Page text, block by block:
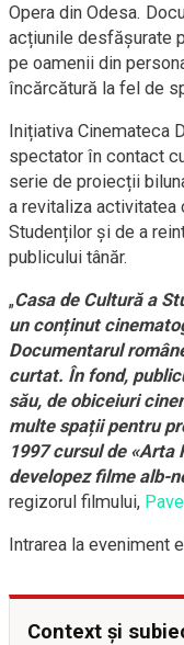
Opera din Odesa.
acțiunile desfășurate
pe oamenii din
încărcătură la fel de
Inițiativa Cinemateca
spectator în contact
serie de proiecții
a revitaliza activitatea
Studenților și de a
publicului tânăr.
„Casa de Cultură a
un conținut
Documentarul
curtat. În fond,
său, de obiceiuri
multe spații pentru
1997 cursul de «Arta
developez filme alb-
regizorul filmului,
Intrarea la eveniment
Context și